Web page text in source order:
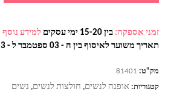
זמני אספקה: בין 15-20 ימי עסקים
למידע נוסף
תאריך משוער לאיסוף בין ה - 03 ספטמבר ל - 13 ספטמבר
מק"ט: 81401
קטגוריות: אופנה לנשים, חולצות לנשים, נשים